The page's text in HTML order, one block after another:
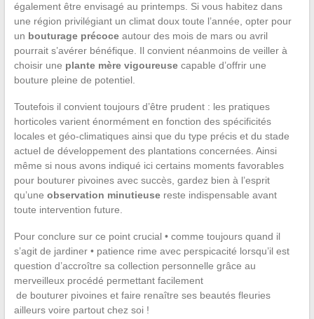
également être envisagé au printemps. Si vous habitez dans
une région privilégiant un climat doux toute l’année, opter pour
un bouturage précoceautour des mois de mars ou avril
pourrait s’avérer bénéfique. Il convient néanmoins de veiller à
choisir une plante mère vigoureusecapable d’offrir une
bouture pleine de potentiel.
Toutefois il convient toujours d’être prudent : les pratiques
horticoles varient énormément en fonction des spécificités
locales et géo-climatiques ainsi que du type précis et du stade
actuel de développement des plantations concernées. Ainsi
même si nous avons indiqué ici certains moments favorables
pour bouturer pivoines avec succès, gardez bien à l’esprit
qu’une observation minutieusereste indispensable avant
toute intervention future.
Pour conclure sur ce point crucial • comme toujours quand il
s’agit de jardiner • patience rime avec perspicacité lorsqu’il est
question d’accroître sa collection personnelle grâce au
merveilleux procédé permettant facilement
de bouturer pivoines et faire renaître ses beautés fleuries
ailleurs voire partout chez soi !